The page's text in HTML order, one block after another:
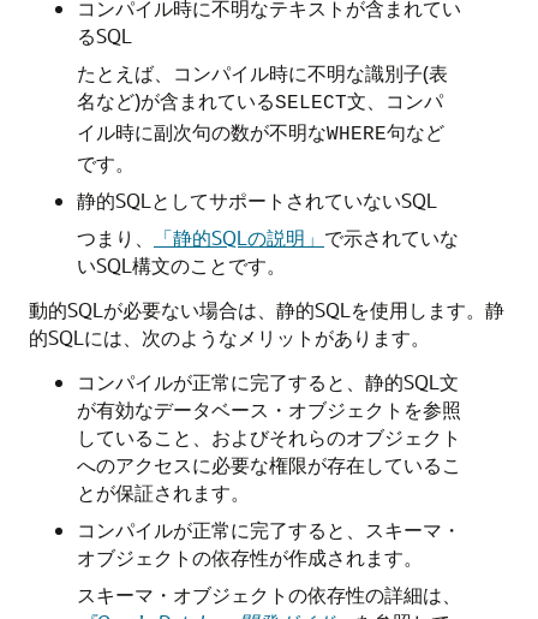
コンパイル時に不明なテキストが含まれてい
るSQL
たとえば、コンパイル時に不明な識別子(表
名など)が含まれているSELECT文、コンパ
イル時に副次句の数が不明なWHERE句など
です。
静的SQLとしてサポートされていないSQL
つまり、
「静的SQLの説明」 で示されていな
いSQL構文のことです。
動的SQLが必要ない場合は、静的SQLを使用します。静
的SQLには、次のようなメリットがあります。
コンパイルが正常に完了すると、静的SQL文
が有効なデータベース・オブジェクトを参照
していること、およびそれらのオブジェクト
へのアクセスに必要な権限が存在しているこ
とが保証されます。
コンパイルが正常に完了すると、スキーマ・
オブジェクトの依存性が作成されます。
スキーマ・オブジェクトの依存性の詳細は、